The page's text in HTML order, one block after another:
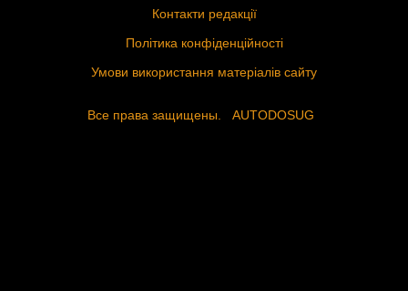
Контакти редакції
Політика конфіденційності
Умови використання матеріалів сайту
Все права защищены. AUTODOSUG